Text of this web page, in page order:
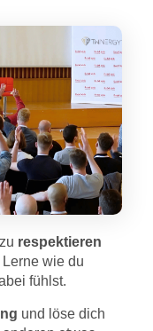
respektieren
Lerne wie du
fühlst.
und löse dich